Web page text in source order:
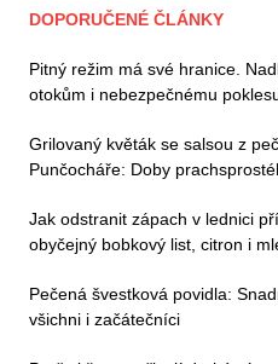
DOPORUČENÉ ČLÁNKY
Pitný režim má své hranice.
otokům i nebezpečnému
Grilovaný květák se salsou z
Punčocháře: Doby
Jak odstranit zápach v lednici
obyčejný bobkový list, citron i
Pečená švestková povidla:
všichni i začátečníci